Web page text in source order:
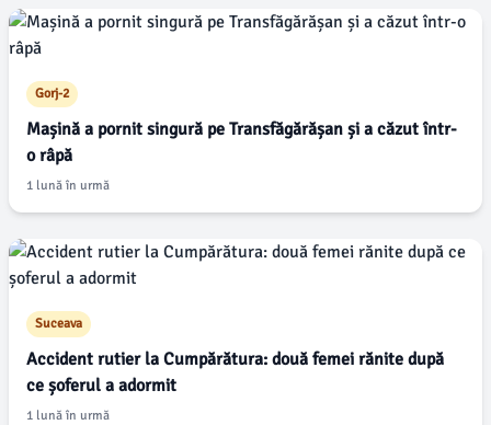
Gorj-2
Mașină a pornit singură pe Transfăgărășan și a căzut într-
o râpă
1 lună în urmă
Suceava
Accident rutier la Cumpărătura: două femei rănite după
ce șoferul a adormit
1 lună în urmă